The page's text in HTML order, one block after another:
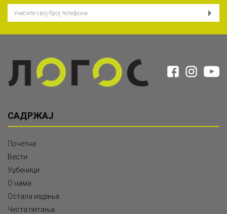
САДРЖАЈ
Почетна
Вести
Уџбеници
О нама
Остала издања
Честа питања